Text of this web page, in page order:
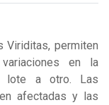
Viriditas, permiten
en la
lote a otro. Las
afectadas y las